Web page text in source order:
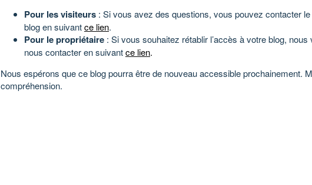
Pour les visiteurs : Si vous avez des questions, vous pouvez contacter
blog en suivantce lien.
Pour le propriétaire : Si vous souhaitez rétablir l’accès à votre blog,
nous contacter en suivantce lien.
Nous espérons que ce blog pourra être de nouveau accessible prochainement.
compréhension.